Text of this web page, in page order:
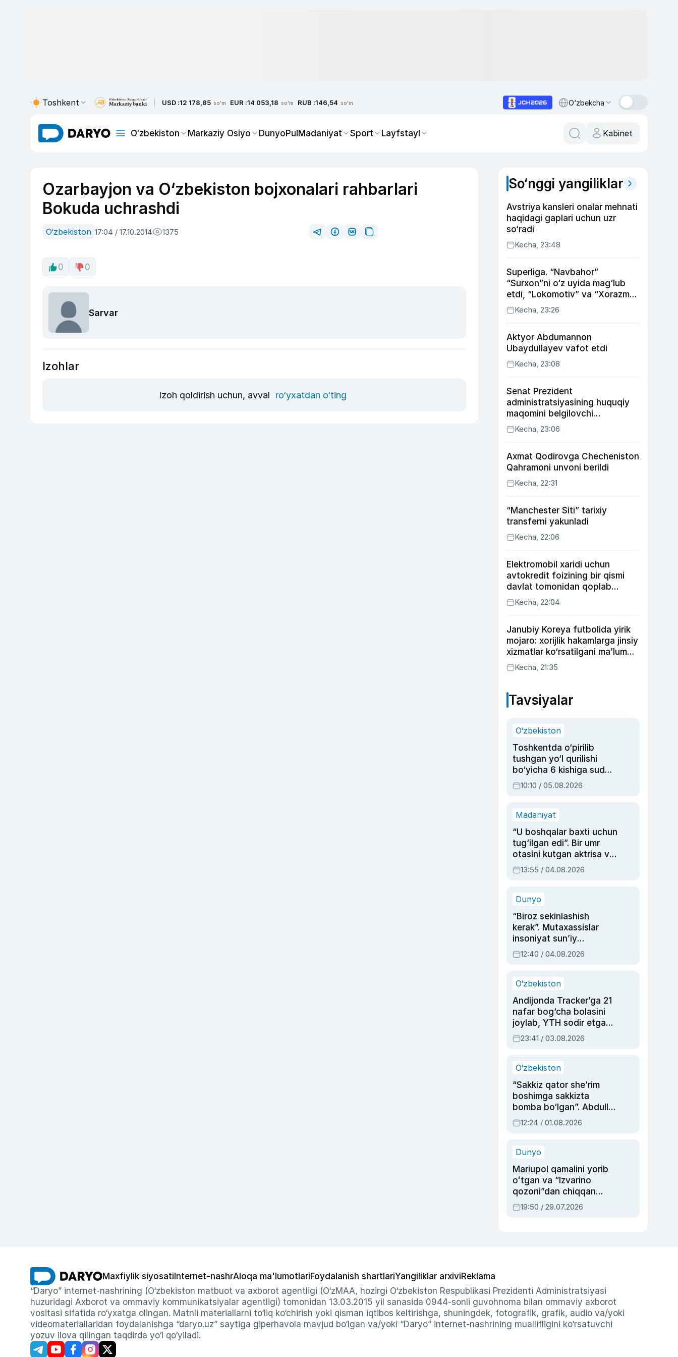
Toshkent USD :12 178,85 so'm EUR :14 053,18 so'm RUB :146,54 so'm O‘zbekcha
O‘zbekiston Markaziy Osiyo DunyoPulMadaniyat Sport Layfstayl Kabinet
Ozarbayjon va O‘zbekiston bojxonalari rahbarlari
Bokuda uchrashdi
O‘zbekiston 17:04 / 17.10.2014 1375
0 0
Sarvar
Izohlar
Izoh qoldirish uchun, avval ro‘yxatdan o‘ting
So‘nggi yangiliklar
Avstriya kansleri onalar mehnati
haqidagi gaplari uchun uzr
so‘radi
Kecha, 23:48
Superliga. “Navbahor”
“Surxon”ni o‘z uyida mag‘lub
etdi, “Lokomotiv” va “Xorazm”
uyda g‘alaba qozondi
Kecha, 23:26
Aktyor Abdu­mannon
Ubaydullayev vafot etdi
Kecha, 23:08
Senat Prezident
administratsiyasining huquqiy
maqomini belgilovchi
konstitutsiyaviy qonunni
ma’qulladi
Kecha, 23:06
Axmat Qodirovga Checheniston
Qahramoni unvoni berildi
Kecha, 22:31
“Manchester Siti” tarixiy
transferni yakunladi
Kecha, 22:06
Elektromobil xaridi uchun
avtokredit foizining bir qismi
davlat tomonidan qoplab
berilishi mumkin
Kecha, 22:04
Janubiy Koreya futbolida yirik
mojaro: xorijlik hakamlarga jinsiy
xizmatlar ko‘rsatilgani ma’lum
qilindi
Kecha, 21:35
Tavsiyalar
O‘zbekiston
Toshkentda o‘pirilib
tushgan yo‘l qurilishi
bo‘yicha 6 kishiga sud
hukmi o‘qildi
10:10 / 05.08.2026
Madaniyat
“U boshqalar baxti uchun
tug‘ilgan edi”. Bir umr
otasini kutgan aktrisa va
dublyaj ustasi Rimma
Ahmedovaning
13:55 / 04.08.2026
Dunyo
“Biroz sekinlashish
kerak”. Mutaxassislar
insoniyat sun’iy
intellektni boshqara
olmay qolishidan xavotir
12:40 / 04.08.2026
O‘zbekiston
Andijonda Tracker’ga 21
nafar bog‘cha bolasini
joylab, YTH sodir etgan
ayolga sud hukmi o‘qildi
23:41 / 03.08.2026
O‘zbekiston
“Sakkiz qator she’rim
boshimga sakkizta
bomba bo‘lgan”. Abdulla
Oripovni siyosiy
ayblovlardan asrab
12:24 / 01.08.2026
Dunyo
Mariupol qamalini yorib
oʻtgan va “Izvarino
qozoni”dan chiqqan
qahramon — Ukraina
armiyasi bosh
19:50 / 29.07.2026
Maxfiylik siyosati Internet-nashrAloqa ma'lumotlariFoydalanish shartlariYangiliklar arxiviReklama
“Daryo” internet-nashrining (O‘zbekiston matbuot va axborot agentligi (O‘zMAA, hozirgi O‘zbekiston Respublikasi Prezidenti Administratsiyasi
huzuridagi Axborot va ommaviy kommunikatsiyalar agentligi) tomonidan 13.03.2015 yil sanasida 0944-sonli guvohnoma bilan ommaviy axborot
vositasi sifatida ro‘yxatga olingan. Matnli materiallarni to‘liq ko‘chirish yoki qisman iqtibos keltirishga, shuningdek, fotografik, grafik, audio va/yoki
videomateriallaridan foydalanishga “daryo.uz” saytiga giperhavola mavjud bo‘lgan va/yoki “Daryo” internet-nashrining muallifligini ko‘rsatuvchi
yozuv ilova qilingan taqdirda yo‘l qo‘yiladi.